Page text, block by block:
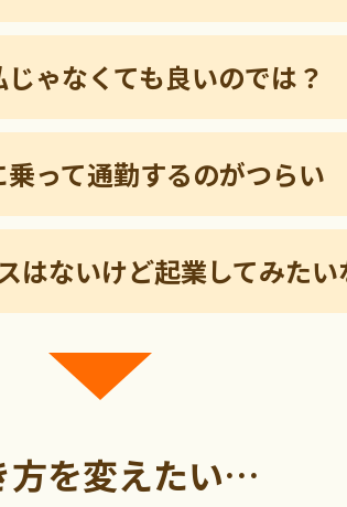
ゃなくても良いのでは？
って通勤するのがつらい
はないけど起業してみたい
方を変えたい…